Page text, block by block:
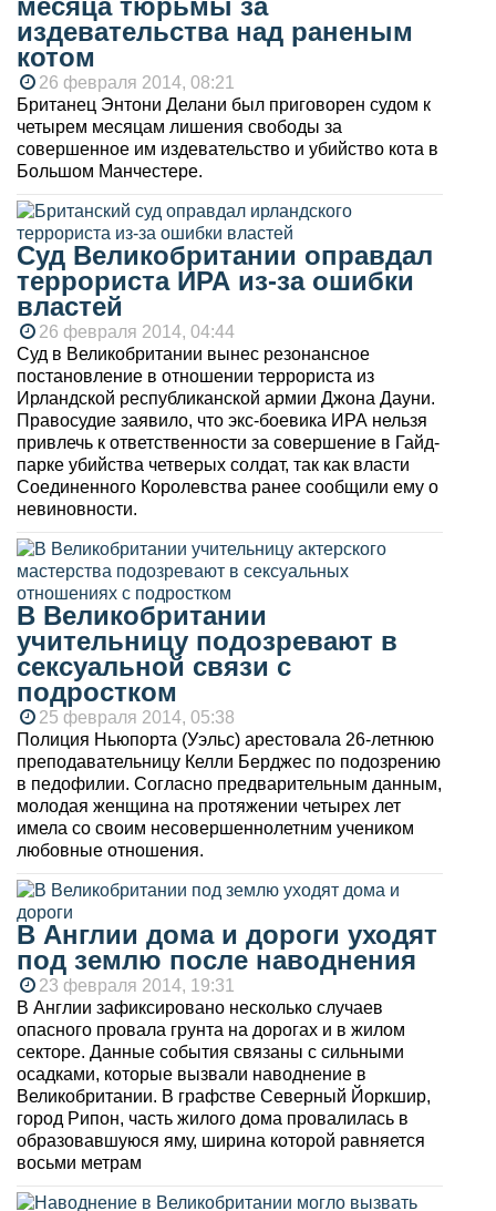
месяца тюрьмы за
издевательства над раненым
котом
26 февраля 2014, 08:21
Британец Энтони Делани был приговорен судом к
четырем месяцам лишения свободы за
совершенное им издевательство и убийство кота в
Большом Манчестере.
Суд Великобритании оправдал
террориста ИРА из-за ошибки
властей
26 февраля 2014, 04:44
Суд в Великобритании вынес резонансное
постановление в отношении террориста из
Ирландской республиканской армии Джона Дауни.
Правосудие заявило, что экс-боевика ИРА нельзя
привлечь к ответственности за совершение в Гайд-
парке убийства четверых солдат, так как власти
Соединенного Королевства ранее сообщили ему о
невиновности.
В Великобритании
учительницу подозревают в
сексуальной связи с
подростком
25 февраля 2014, 05:38
Полиция Ньюпорта (Уэльс) арестовала 26-летнюю
преподавательницу Келли Берджес по подозрению
в педофилии. Согласно предварительным данным,
молодая женщина на протяжении четырех лет
имела со своим несовершеннолетним учеником
любовные отношения.
В Англии дома и дороги уходят
под землю после наводнения
23 февраля 2014, 19:31
В Англии зафиксировано несколько случаев
опасного провала грунта на дорогах и в жилом
секторе. Данные события связаны с сильными
осадками, которые вызвали наводнение в
Великобритании. В графстве Северный Йоркшир,
город Рипон, часть жилого дома провалилась в
образовавшуюся яму, ширина которой равняется
восьми метрам